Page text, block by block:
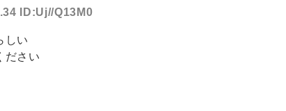
ID:Uj//Q13M0
しい
ださい